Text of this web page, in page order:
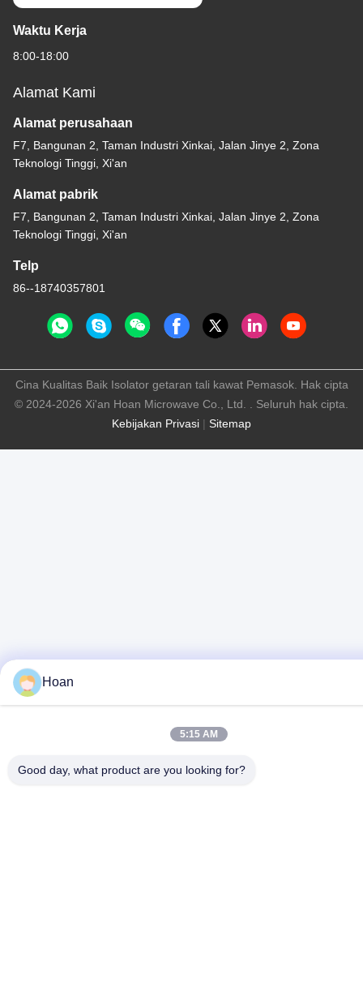
Waktu Kerja
8:00-18:00
Alamat Kami
Alamat perusahaan
F7, Bangunan 2, Taman Industri Xinkai, Jalan Jinye 2, Zona
Teknologi Tinggi, Xi'an
Alamat pabrik
F7, Bangunan 2, Taman Industri Xinkai, Jalan Jinye 2, Zona
Teknologi Tinggi, Xi'an
Telp
86--18740357801
Kebijakan Privasi | Sitemap
Cina Kualitas Baik Isolator getaran tali kawat Pemasok. Hak cipta
© 2024-2026 Xi'an Hoan Microwave Co., Ltd. . Seluruh hak cipta.
Hoan
5:15 AM
Good day, what product are you looking for?